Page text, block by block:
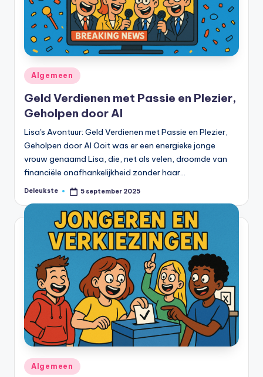
Geplaatst
Algemeen
Geld Verdienen met Passie en Plezier,
Geholpen door AI
Lisa's Avontuur: Geld Verdienen met Passie en Plezier,
Geholpen door AI Ooit was er een energieke jonge
vrouw genaamd Lisa, die, net als velen, droomde van
financiële onafhankelijkheid zonder haar…
Geplaatst
Deleukste 5 september 2025
Geplaatst
Algemeen